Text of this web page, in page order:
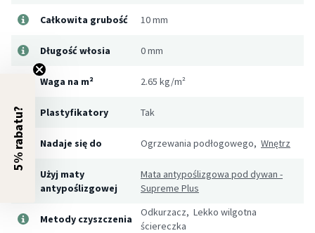
Całkowita grubość 10 mm
Długość włosia 0 mm
Waga na m² 2.65 kg/m²
Plastyfikatory Tak
Nadaje się do Ogrzewania podłogowego, Wnętrz
Użyj maty
antypoślizgowej
Mata antypoślizgowa pod dywan -
Supreme Plus
Metody czyszczenia
Odkurzacz, Lekko wilgotna
ściereczka
5% rabatu?